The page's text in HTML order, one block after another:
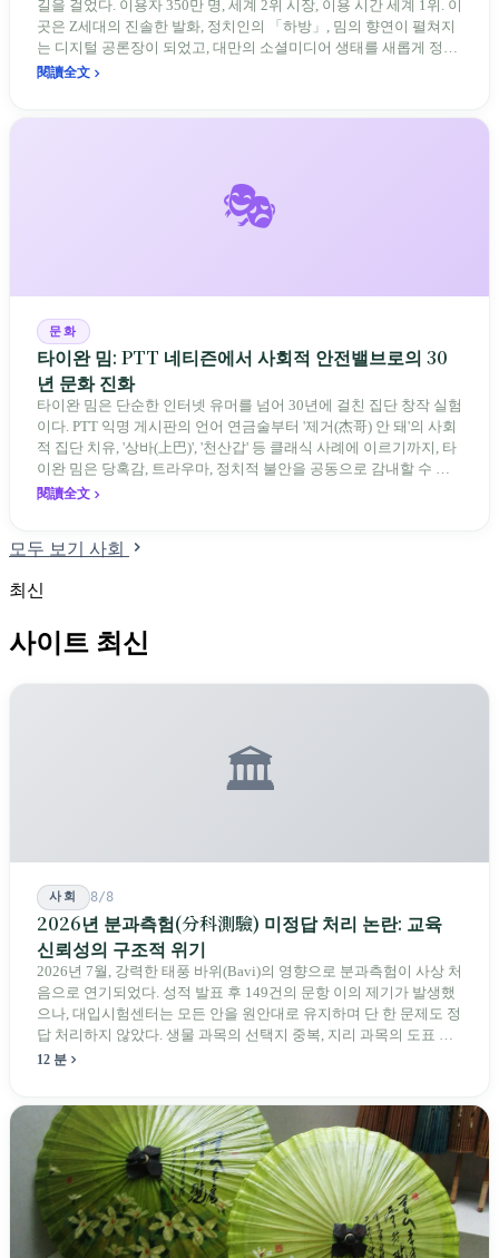
길을 걸었다. 이용자 350만 명, 세계 2위 시장, 이용 시간 세계 1위. 이
곳은 Z세대의 진솔한 발화, 정치인의 「하방」, 밈의 향연이 펼쳐지
는 디지털 공론장이 되었고, 대만의 소셜미디어 생태를 새롭게 정의
하고 있다.
閱讀全文
🎭
문화
타이완 밈: PTT 네티즌에서 사회적 안전밸브로의 30
년 문화 진화
타이완 밈은 단순한 인터넷 유머를 넘어 30년에 걸친 집단 창작 실험
이다. PTT 익명 게시판의 언어 연금술부터 '제거(杰哥) 안 돼'의 사회
적 집단 치유, '상바(上巴)', '천산갑' 등 클래식 사례에 이르기까지, 타
이완 밈은 당혹감, 트라우마, 정치적 불안을 공동으로 감내할 수 있
는 문화적 기호로 전환하는 독특한 '사회적 안전밸브' 메커니즘을 구
閱讀全文
모두 보기 사회
최신
사이트 최신
🏛️
사회 8/8
2026년 분과측험(分科測驗) 미정답 처리 논란: 교육
신뢰성의 구조적 위기
2026년 7월, 강력한 태풍 바위(Bavi)의 영향으로 분과측험이 사상 처
음으로 연기되었다. 성적 발표 후 149건의 문항 이의 제기가 발생했
으나, 대입시험센터는 모든 안을 원안대로 유지하며 단 한 문제도 정
답 처리하지 않았다. 생물 과목의 선택지 중복, 지리 과목의 도표 오
류 등에 대해 당국은 "답안 작성에 영향이 없다"라고만 답했다. 국회
12 분